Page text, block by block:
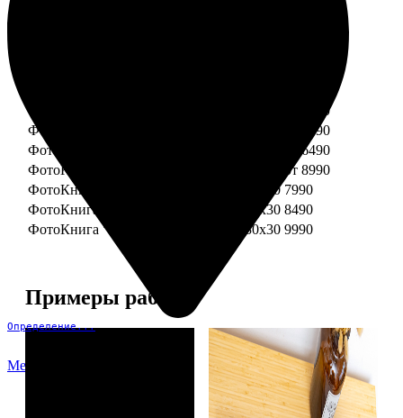
Определение...
Меню
ФотоКнига "Премиум" 20x30
от 4990
ФотоКнига "Премиум" 25x25
от 5990
ФотоКнига "Премиум" 30x30
от 6490
ФотоКнига "Премиум" 30x45
от 8990
ФотоКнига "Премиум" Свадебная 20x20 7990
ФотоКнига "Премиум" Свадебная 20x30 8490
ФотоКнига "Премиум" Свадебная 30x30 9990
Примеры работ